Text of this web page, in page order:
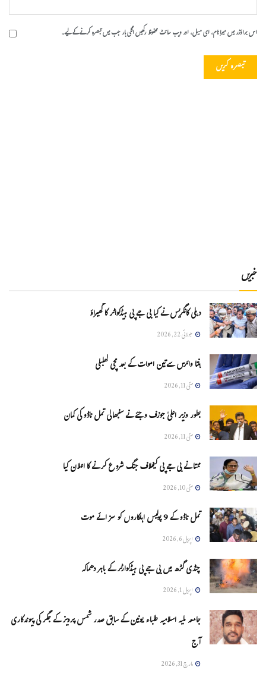
اس براؤزر میں میرا نام، ای میل، اور ویب سائٹ محفوظ رکھیں اگلی بار جب میں تبصرہ کرنے کےلیے۔
خبریں
دہلی کانگریس نے کیا بی جے پی ہیڈکواٹر کا گھیراؤ
جولائی 22, 2026
ہنتا وائرس سےتین اموات کے بعد مچی کھلبلی
مئی 11, 2026
بطور وزیر اعلیٰ جوزف وجئے نے سنبھالی تمل ناڈو کی کمان
مئی 11, 2026
ممتا نے بی جے پی کیخلاف جنگ شروع کرنے کا اعلان کیا
مئی 10, 2026
تمل ناڈو کے 9 پولیس اہلکاروں کو سزائے موت
اپریل 6, 2026
چنڈی گڑھ میں بی جے پی ہیڈکوارٹر کے باہر دھماکہ
اپریل 1, 2026
جامعہ ملیہ اسلامیہ طلباء یونین کے سابق صدر شمس پرویز کے جگر کی پیوندکاری
آج
مارچ 31, 2026